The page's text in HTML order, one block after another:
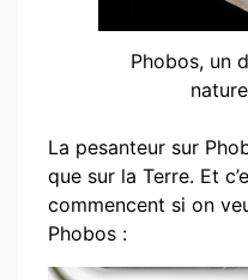
Phobos, un
La pesanteur sur
que sur la Terre. Et
commencent si on
Phobos :